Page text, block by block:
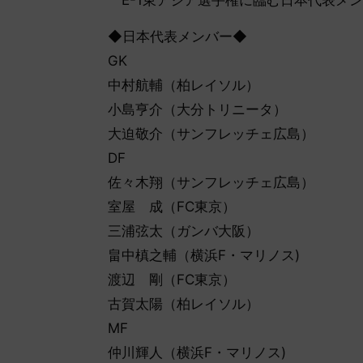
◆日本代表メンバー◆
GK
中村航輔（柏レイソル）
小島亨介（大分トリニータ）
大迫敬介（サンフレッチェ広島）
DF
佐々木翔（サンフレッチェ広島）
室屋 成（FC東京）
三浦弦太（ガンバ大阪）
畠中槙之輔（横浜F・マリノス)
渡辺 剛（FC東京）
古賀太陽（柏レイソル）
MF
仲川輝人（横浜F・マリノス)